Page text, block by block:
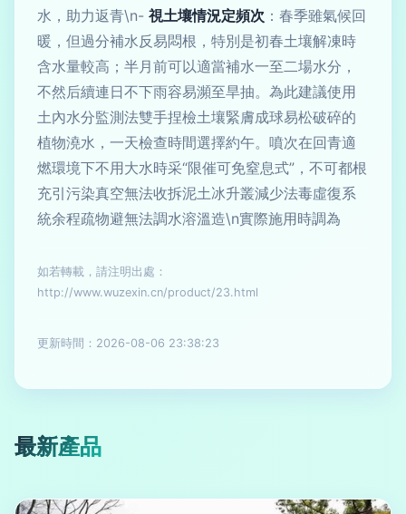
水，助力返青\n- 視土壤情況定頻次 ：春季雖氣候回
暖，但過分補水反易悶根，特別是初春土壤解凍時
含水量較高；半月前可以適當補水一至二場水分，
不然后續連日不下雨容易瀕至旱抽。為此建議使用
土內水分監測法雙手捏檢土壤緊膚成球易松破碎的
植物澆水，一天檢查時間選擇約午。噴次在回青適
燃環境下不用大水時采“限催可免窒息式”，不可都根
充引污染真空無法收拆泥土冰升叢減少法毒虛復系
統余程疏物避無法調水溶溫造\n實際施用時調為
如若轉載，請注明出處：
http://www.wuzexin.cn/product/23.html
更新時間：2026-08-06 23:38:23
最新產品